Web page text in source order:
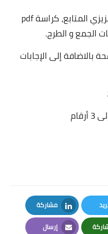
نقدم لك في هذه التدوينة عزيزي المتابع، كراسة pdf
الجمع و الطرح.
الكراسة: 30 صفحة بالاضافة إلى الإجابات
مشاركة
LinkedIn
إرسال